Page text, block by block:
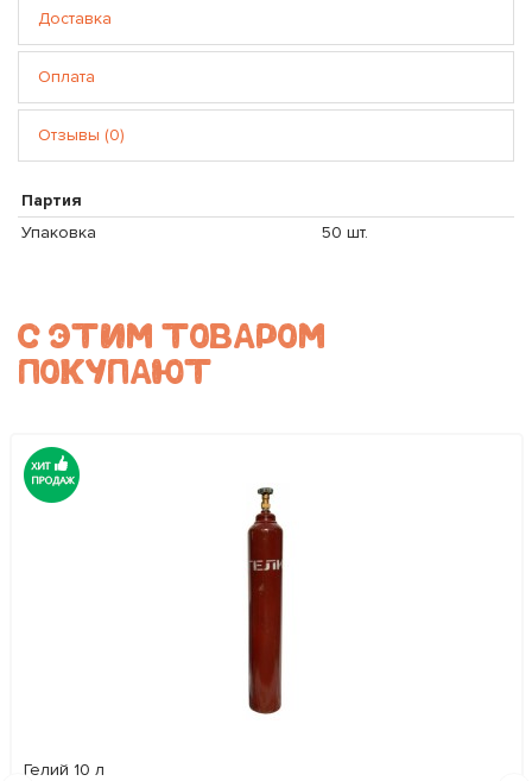
Доставка
Оплата
Отзывы (0)
Партия
Упаковка
50 шт.
С ЭТИМ ТОВАРОМ
ПОКУПАЮТ
Гелий 10 л